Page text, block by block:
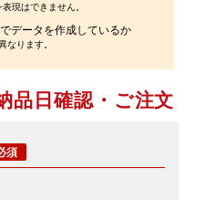
現はできません。
データを作成しているか
なります。
品日確認・ご注文